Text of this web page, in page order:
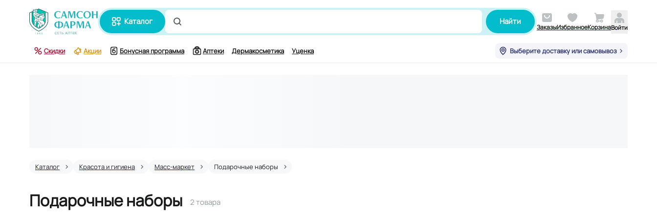
каталог
Поиск по лекарству и симптомам, например,для работы мозга
Найти
ЗаказыИзбранноеКорзинаВойти
Скидки Акции Бонусная программа Аптеки Дермакосметика Уценка Выберите доставку или самовывоз
Каталог Красота и гигиена Масс-маркет Подарочные наборы
Подарочные наборы 2 товара